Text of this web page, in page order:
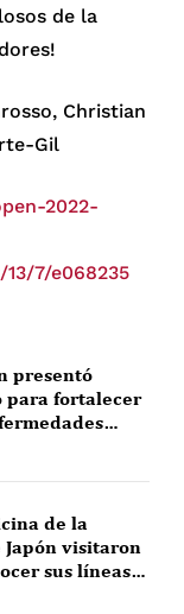
de la
Christian
Gil
2022-
7/e068235
presentó
para fortalecer
peruana
de la
visitaron
sus líneas